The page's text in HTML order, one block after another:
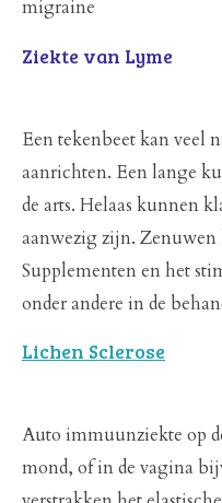
migraine
Ziekte van Lyme
Een tekenbeet kan veel
aanrichten. Een lange
de arts. Helaas kunnen
aanwezig zijn.
Supplementen en het
onder andere in de
Lichen Sclerose
Auto immuunziekte op
mond, of in de vagina